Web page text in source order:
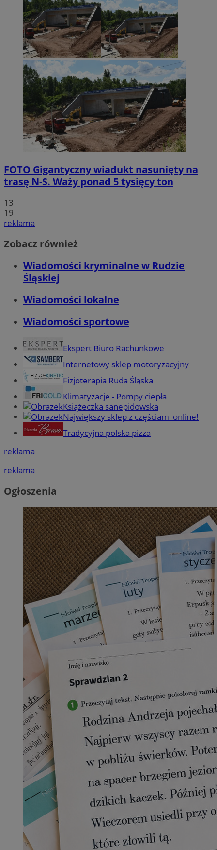
FOTO Gigantyczny wiadukt nasunięty na
trasę N-S. Waży ponad 5 tysięcy ton
13
19
reklama
Zobacz również
Wiadomości kryminalne w Rudzie
Śląskiej
Wiadomości lokalne
Wiadomości sportowe
Ekspert Biuro Rachunkowe
Internetowy sklep motoryzacyjny
Fizjoterapia Ruda Śląska
Klimatyzacje - Pompy ciepła
Książeczka sanepidowska
Największy sklep z częściami online!
Tradycyjna polska pizza
reklama
reklama
Ogłoszenia